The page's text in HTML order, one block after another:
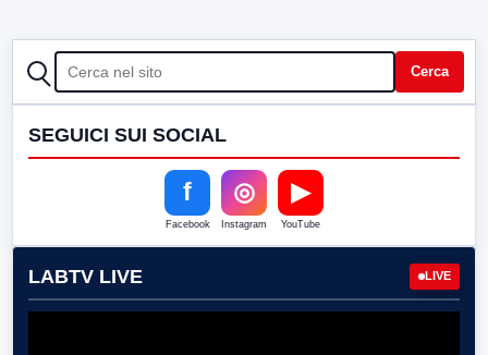
CERCA Cerca
SEGUICI SUI SOCIAL
f
Facebook
◎
Instagram
▶
YouTube
LABTV LIVE LIVE